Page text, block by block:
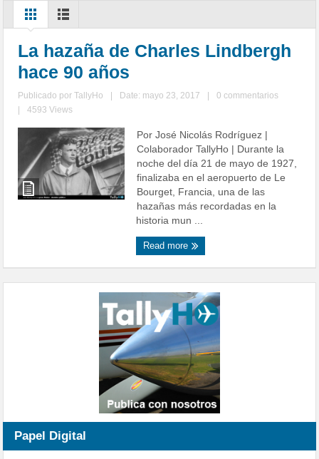
La hazaña de Charles Lindbergh
hace 90 años
Publicado porTallyHo Date: mayo 23, 2017
0 commentarios
4593 Views
Por José Nicolás Rodríguez |
Colaborador TallyHo | Durante la
noche del día 21 de mayo de 1927,
finalizaba en el aeropuerto de Le
Bourget, Francia, una de las
hazañas más recordadas en la
historia mun ...
Read more
Papel Digital